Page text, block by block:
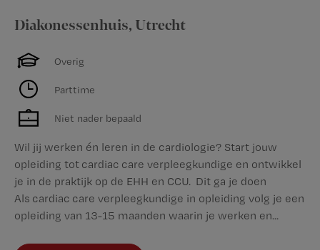
Diakonessenhuis, Utrecht
Overig
Parttime
Niet nader bepaald
Wil jij werken én leren in de cardiologie? Start jouw
opleiding tot cardiac care verpleegkundige en ontwikkel
je in de praktijk op de EHH en CCU. Dit ga je doen
Als cardiac care verpleegkundige in opleiding volg je een
opleiding van 13-15 maanden waarin je werken en...